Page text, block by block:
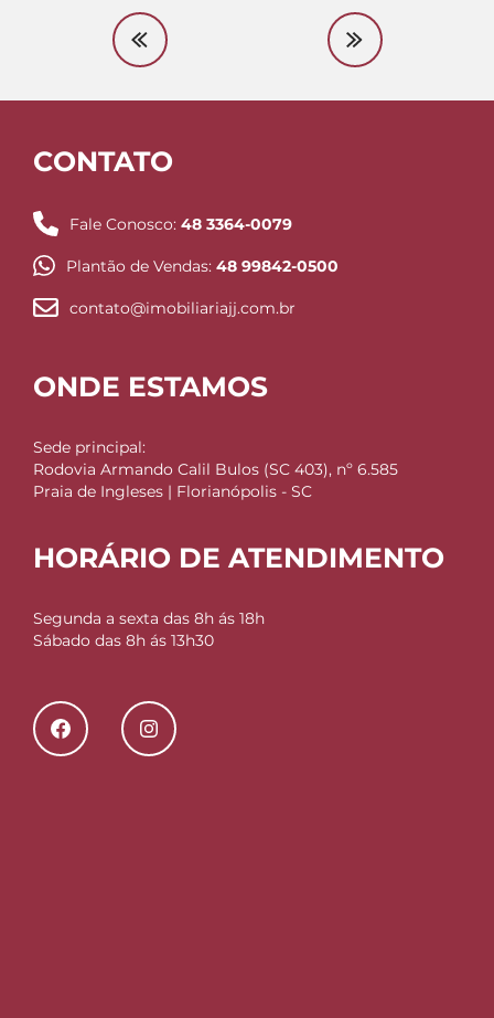
CONTATO
Fale Conosco: 48 3364-0079
Plantão de Vendas: 48 99842-0500
contato@imobiliariajj.com.br
ONDE ESTAMOS
Sede principal:
Rodovia Armando Calil Bulos (SC 403), nº 6.585
Praia de Ingleses | Florianópolis - SC
HORÁRIO DE ATENDIMENTO
Segunda a sexta das 8h ás 18h
Sábado das 8h ás 13h30